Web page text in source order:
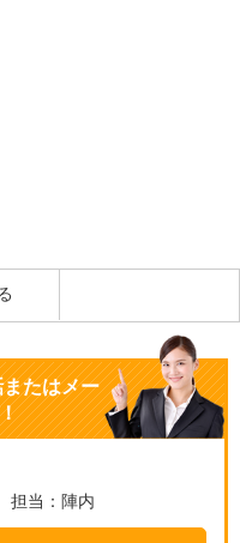
たはメー
担当：陣内